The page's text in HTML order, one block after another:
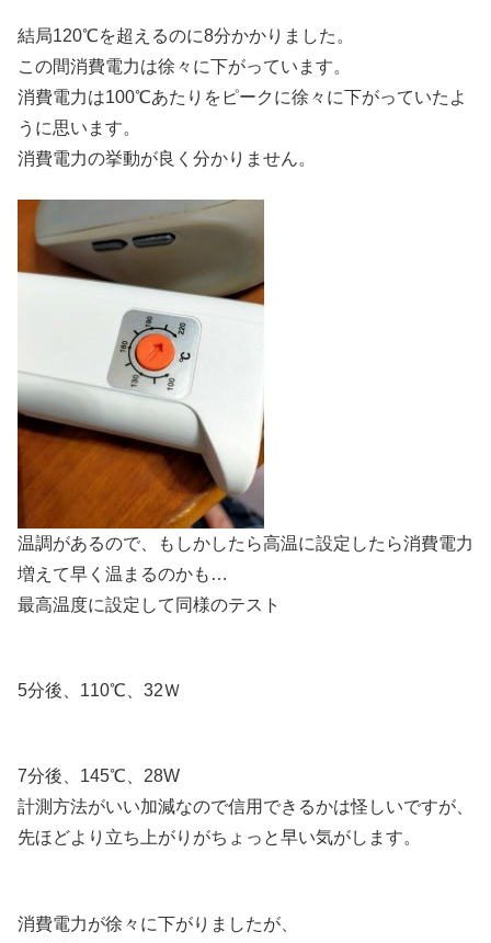
結局120℃を超えるのに8分かかりました。
この間消費電力は徐々に下がっています。
消費電力は100℃あたりをピークに徐々に下がっていたよ
うに思います。
消費電力の挙動が良く分かりません。
温調があるので、もしかしたら高温に設定したら消費電力
増えて早く温まるのかも…
最高温度に設定して同様のテスト
5分後、110℃、32Ｗ
7分後、145℃、28W
計測方法がいい加減なので信用できるかは怪しいですが、
先ほどより立ち上がりがちょっと早い気がします。
消費電力が徐々に下がりましたが、